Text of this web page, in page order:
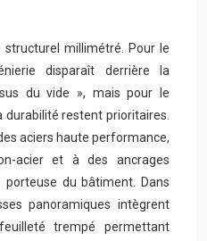
structurel millimétré. Pour le
disparaît derrière la
du vide », mais pour le
restent prioritaires.
aciers haute performance,
acier et à des ancrages
du bâtiment. Dans
panoramiques intègrent
trempé permettant